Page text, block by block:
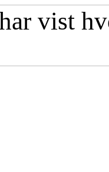
vist